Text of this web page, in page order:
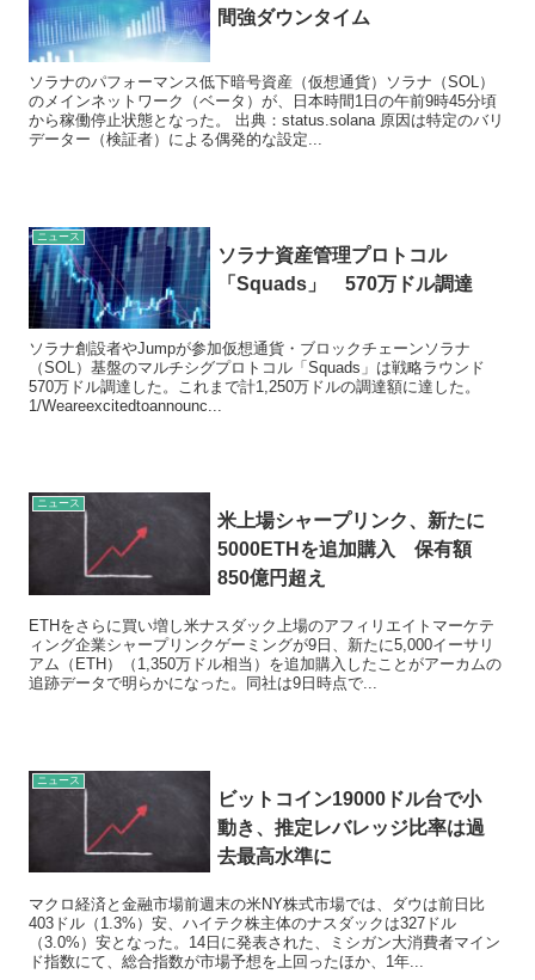
間強ダウンタイム
ソラナのパフォーマンス低下暗号資産（仮想通貨）ソラナ（SOL）
のメインネットワーク（ベータ）が、日本時間1日の午前9時45分頃
から稼働停止状態となった。 出典：status.solana 原因は特定のバリ
データー（検証者）による偶発的な設定...
ニュース
ソラナ資産管理プロトコル
「Squads」 570万ドル調達
ソラナ創設者やJumpが参加仮想通貨・ブロックチェーンソラナ
（SOL）基盤のマルチシグプロトコル「Squads」は戦略ラウンド
570万ドル調達した。これまで計1,250万ドルの調達額に達した。
1/Weareexcitedtoannounc...
ニュース
米上場シャープリンク、新たに
5000ETHを追加購入 保有額
850億円超え
ETHをさらに買い増し米ナスダック上場のアフィリエイトマーケテ
ィング企業シャープリンクゲーミングが9日、新たに5,000イーサリ
アム（ETH）（1,350万ドル相当）を追加購入したことがアーカムの
追跡データで明らかになった。同社は9日時点で...
ニュース
ビットコイン19000ドル台で小
動き、推定レバレッジ比率は過
去最高水準に
マクロ経済と金融市場前週末の米NY株式市場では、ダウは前日比
403ドル（1.3%）安、ハイテク株主体のナスダックは327ドル
（3.0%）安となった。14日に発表された、ミシガン大消費者マイン
ド指数にて、総合指数が市場予想を上回ったほか、1年...